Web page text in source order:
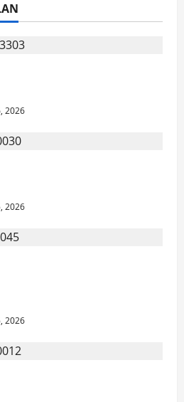
2026
2026
2026